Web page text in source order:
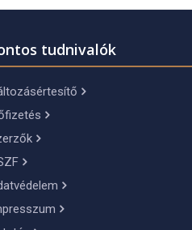
tudnivalók